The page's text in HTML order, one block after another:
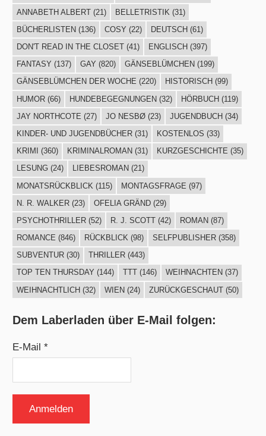
ANNABETH ALBERT(21) BELLETRISTIK (31)
BÜCHERLISTEN (136) COSY (22) DEUTSCH (61)
DON'T READ IN THE CLOSET(41) ENGLISCH (397)
FANTASY (137) GAY (820) GÄNSEBLÜMCHEN (199)
GÄNSEBLÜMCHEN DER WOCHE (220) HISTORISCH (99)
HUMOR(66) HUNDEBEGEGNUNGEN(32) HÖRBUCH(119)
JAY NORTHCOTE (27) JO NESBØ(23) JUGENDBUCH (34)
KINDER- UND JUGENDBÜCHER(31) KOSTENLOS (33)
KRIMI
(360) KRIMINALROMAN (31) KURZGESCHICHTE (35)
LESUNG(24) LIEBESROMAN (21)
MONATSRÜCKBLICK (115) MONTAGSFRAGE (97)
N. R. WALKER(23) OFELIA GRÄND(29)
PSYCHOTHRILLER(52) R. J. SCOTT(42) ROMAN (87)
ROMANCE (846) RÜCKBLICK(98) SELFPUBLISHER(358)
SUBVENTUR(30) THRILLER(443)
TOP TEN THURSDAY (144) TTT(146) WEIHNACHTEN (37)
WEIHNACHTLICH(32) WIEN(24) ZURÜCKGESCHAUT(50)
Dem Laberladen über E-Mail folgen:
E-Mail *